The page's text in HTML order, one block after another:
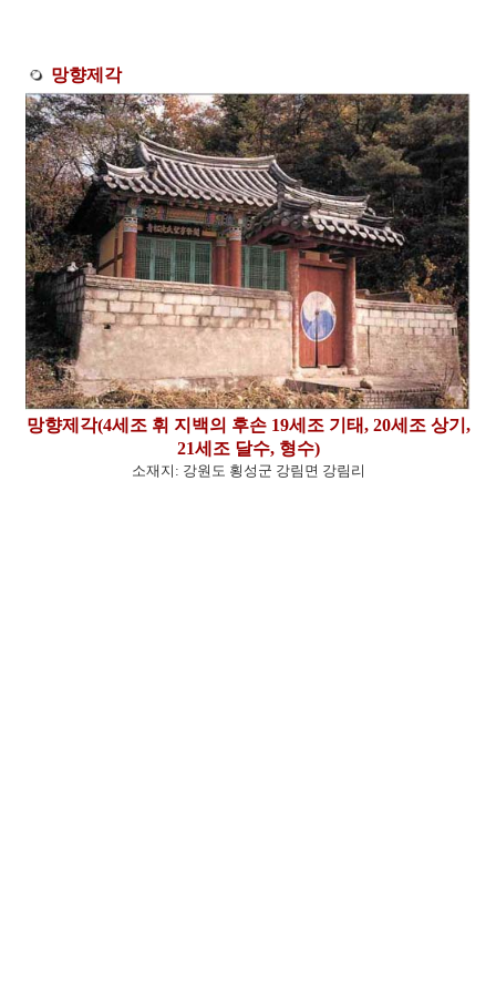
망향제각
망향제각(4세조 휘 지백의 후손 19세조 기태, 20세조 상기,
21세조 달수, 형수)
소재지: 강원도 횡성군 강림면 강림리